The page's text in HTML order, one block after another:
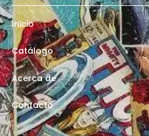
Inicio
Catálogo
Acerca de
Contacto